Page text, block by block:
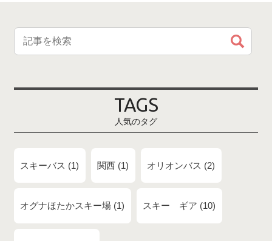
TAGS
人気のタグ
スキーバス 1 関西 1 オリオンバス 2
オグナほたかスキー場 1 スキー ギア 10